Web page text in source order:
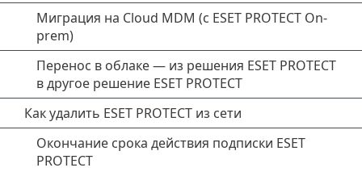
Миграция на Cloud MDM (с ESET PROTECT On-
prem)
Перенос в облаке — из решения ESET PROTECT
в другое решение ESET PROTECT
Как удалить ESET PROTECT из сети
Окончание срока действия подписки ESET
PROTECT